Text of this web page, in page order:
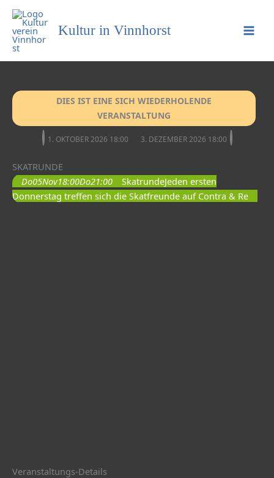
Kultur in Vinnhorst
DIES IST EINE SICH WIEDERHOLENDE
VERANSTALTUNG
1. OKTOBER 2026 18:00 3. DEZEMBER 2026 18:00
SKATRUNDE
Do05Nov18:00Do21:00 SkatrundeJeden ersten
Donnerstag treffen sich die Skatfreunde auf Contra & Re
Veranstaltungs-Details